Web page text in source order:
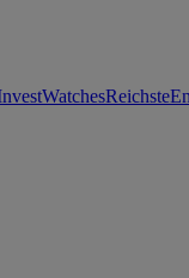
WatchesReichste